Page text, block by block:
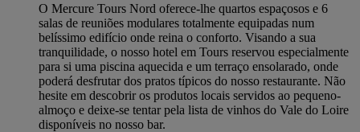
O Mercure Tours Nord oferece-lhe quartos espaçosos e 6
salas de reuniões modulares totalmente equipadas num
belíssimo edifício onde reina o conforto. Visando a sua
tranquilidade, o nosso hotel em Tours reservou especialmente
para si uma piscina aquecida e um terraço ensolarado, onde
poderá desfrutar dos pratos típicos do nosso restaurante. Não
hesite em descobrir os produtos locais servidos ao pequeno-
almoço e deixe-se tentar pela lista de vinhos do Vale do Loire
disponíveis no nosso bar.